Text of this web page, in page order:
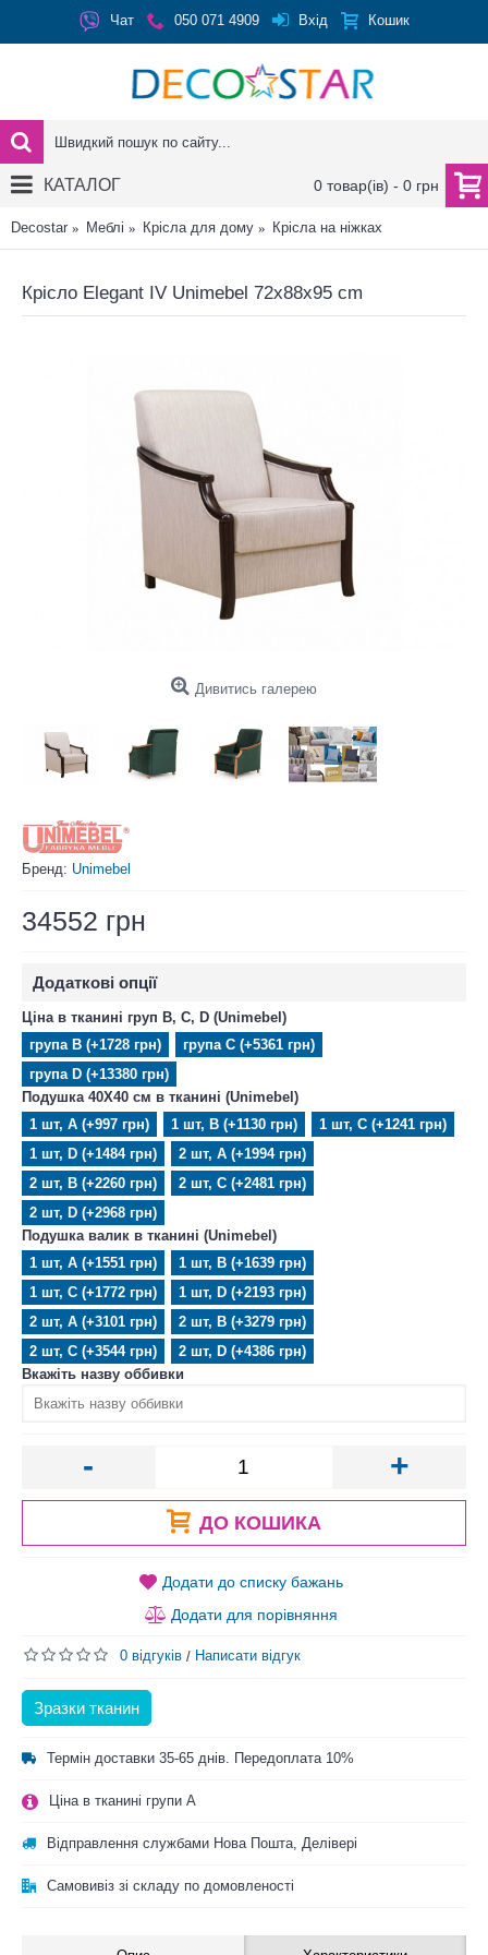
Чат 050 071 4909 Вхід Кошик
0 товар(ів) - 0 грн
КАТАЛОГ
Decostar Меблі Крісла для дому Крісла на ніжках
Крісло Elegant IV Unimebel 72x88x95 cm
Дивитись галерею
Бренд: Unimebel
34552 грн
Додаткові опції
Ціна в тканині груп B, C, D (Unimebel)
група B (+1728 грн)
група C (+5361 грн)
група D (+13380 грн)
Подушка 40X40 см в тканині (Unimebel)
1 шт, А (+997 грн)
1 шт, B (+1130 грн)
1 шт, C (+1241 грн)
1 шт, D (+1484 грн)
2 шт, А (+1994 грн)
2 шт, B (+2260 грн)
2 шт, C (+2481 грн)
2 шт, D (+2968 грн)
Подушка валик в тканині (Unimebel)
1 шт, А (+1551 грн)
1 шт, B (+1639 грн)
1 шт, C (+1772 грн)
1 шт, D (+2193 грн)
2 шт, А (+3101 грн)
2 шт, B (+3279 грн)
2 шт, C (+3544 грн)
2 шт, D (+4386 грн)
Вкажіть назву оббивки
- +
ДО КОШИКА
Додати до списку бажань
Додати для порівняння
0 відгуків / Написати відгук
Зразки тканин
Термін доставки 35-65 днів. Передоплата 10%
Ціна в тканині групи A
Відправлення службами Нова Пошта, Делівері
Самовивіз зі складу по домовленості